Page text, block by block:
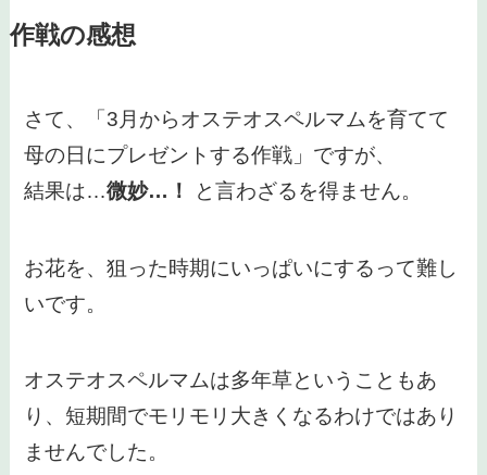
作戦の感想
さて、「3月からオステオスペルマムを育てて
母の日にプレゼントする作戦」ですが、
結果は…微妙…！ と言わざるを得ません。
お花を、狙った時期にいっぱいにするって難し
いです。
オステオスペルマムは多年草ということもあ
り、短期間でモリモリ大きくなるわけではあり
ませんでした。